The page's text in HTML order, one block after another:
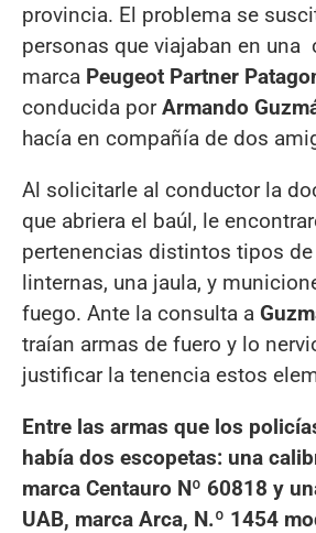
provincia. El problema se
personas que viajaban en una
marca Peugeot Partner
conducida porArmando
hacía en compañía de dos
Al solicitarle al conductor la
que abriera el baúl, le
pertenencias distintos tipos
linternas, una jaula, y
fuego. Ante la consulta a
traían armas de fuero y lo
justificar la tenencia estos
Entre las armas que los
había dos escopetas: una
marca Centauro Nº 60818 y
UAB, marca Arca, N.º 1454